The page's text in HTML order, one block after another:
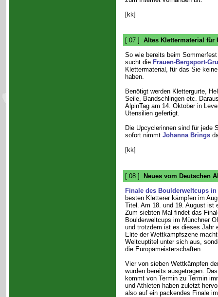
[kk]
[ 07 ] Altes Klettermaterial für
So wie bereits beim
sucht die Frauen-Bergsport-
Klettermaterial, für das Sie
haben.
Benötigt werden Klettergurte,
Seile, Bandschlingen etc.
AlpinTag am 14. Oktober in
Utensilien gefertigt.
Die Upcyclerinnen sind für jede
sofort nimmt Johanna Brings
[kk]
[ 08 ]
Neues vom Deutschen
Finale des Boulderweltcups in
besten Kletterer kämpfen im
Titel. Am 18. und 19. August ist
Zum siebten Mal findet das
Boulderweltcups im Münchner
und trotzdem ist es dieses Jahr
Elite der Wettkampfszene
Weltcuptitel unter sich aus,
die Europameisterschaften.
Vier von sieben Wettkämpfen
wurden bereits ausgetragen.
kommt von Termin zu Termin
und Athleten haben zuletzt
also auf ein packendes Finale